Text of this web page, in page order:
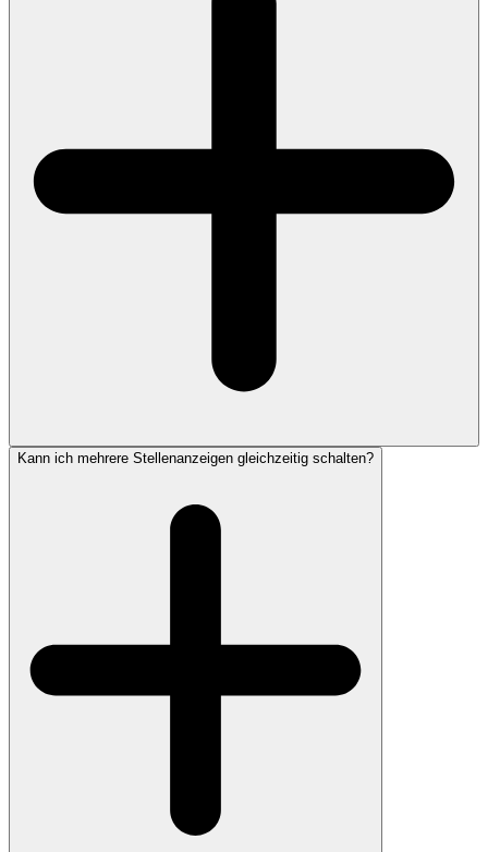
Kann ich mehrere Stellenanzeigen gleichzeitig schalten?